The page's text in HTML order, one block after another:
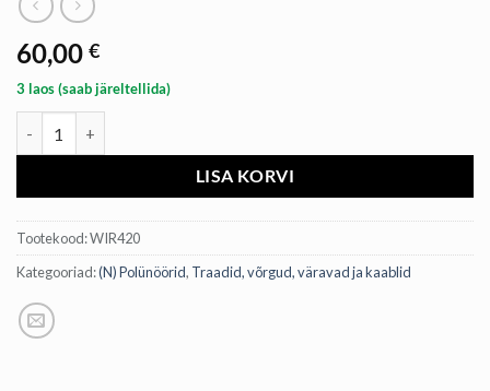
60,00 €
3 laos (saab järeltellida)
LISA KORVI
Tootekood:WIR420
Kategooriad:(N) Polünöörid, Traadid, võrgud, väravad ja kaablid